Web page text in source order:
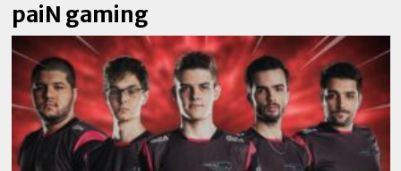
paiN gaming